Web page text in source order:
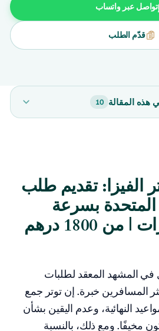
تواصل عبر واتساب
قدّم الطلب
هذه المقالة 10
الفيزا: تقديم طلب
المتحدة بسرعة
لسكان الإمارات | من 1800 درهم
في المشهد المعقد لطلبات
المسافرين خبرة. إن توتر جمع
النهائية، وعدم اليقين بشأن
مخيفًا. ومع ذلك، بالنسبة